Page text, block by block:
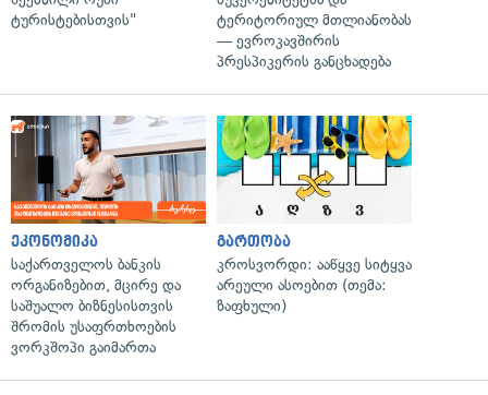
ტურისტებისთვის"
ტერიტორიულ მთლიანობას
— ევროკავშირის
პრესპიკერის განცხადება
ეკონომიკა
საქართველოს ბანკის
ორგანიზებით, მცირე და
საშუალო ბიზნესისთვის
შრომის უსაფრთხოების
ვორკშოპი გაიმართა
გართობა
კროსვორდი: ააწყვე სიტყვა
არეული ასოებით (თემა:
ზაფხული)